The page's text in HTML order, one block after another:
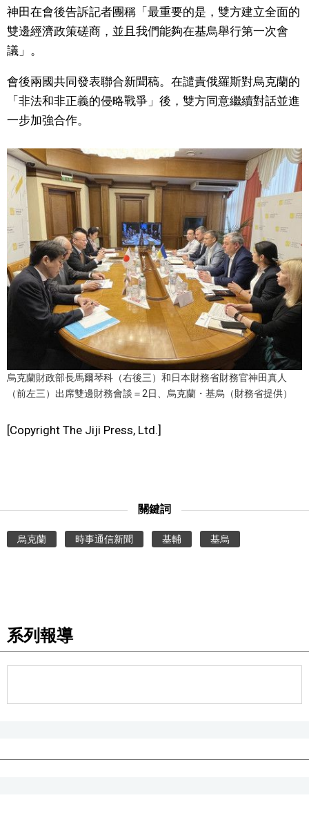
日本入門
政治外交
社會
文化
科學技術
生活
運動
教育
語言
神田在會後告訴記者團稱「最重要的是，雙方建立全面的
雙邊經濟政策磋商，並且我們能夠在基烏舉行第一次會
議」。
會後兩國共同發表聯合新聞稿。在譴責俄羅斯對烏克蘭的
「非法和非正義的侵略戰爭」後，雙方同意繼續對話並進
一步加強合作。
烏克蘭財政部長馬爾琴科（右後三）和日本財務省財務官神田真人
（前左三）出席雙邊財務會談＝2日、烏克蘭・基烏（財務省提供）
[Copyright The Jiji Press, Ltd.]
關鍵詞
烏克蘭 時事通信新聞 基輔 基烏
系列報導